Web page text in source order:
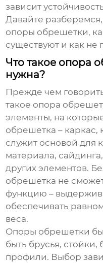
зависит
Давайте разберемся,
опоры обрешетки,
существуют и как не
Что такое опора
нужна?
Прежде чем
такое опора
элементы, на
обрешетка – каркас,
служит основой для
материала,
других элементов.
обрешетка не
функцию –
обеспечивать
веса.
Опоры обрешетки
быть брусья,
профили. Выбор